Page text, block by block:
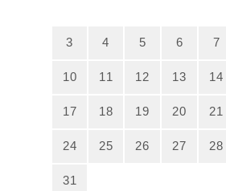
3 4 5 6 7
10 11 12 13 14
17 18 19 20 21
24 25 26 27 28
31